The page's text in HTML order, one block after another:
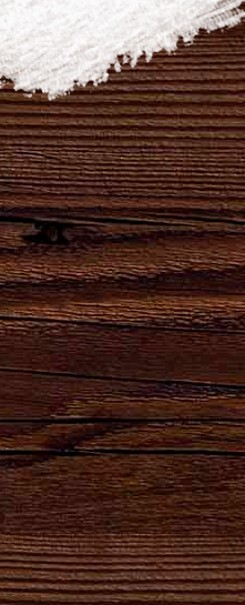
Натуральный
продукт
высшего
качества для
хлеба и
кваса.
Сила
удара
твоего
сердца!